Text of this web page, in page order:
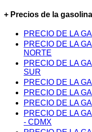
+ Precios de la
PRECIO DE LA
PRECIO DE LA
NORTE
PRECIO DE LA
SUR
PRECIO DE LA
PRECIO DE LA
PRECIO DE LA
PRECIO DE LA
- CDMX